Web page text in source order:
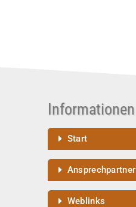
Informationen
Start
Ansprechpartner
Weblinks